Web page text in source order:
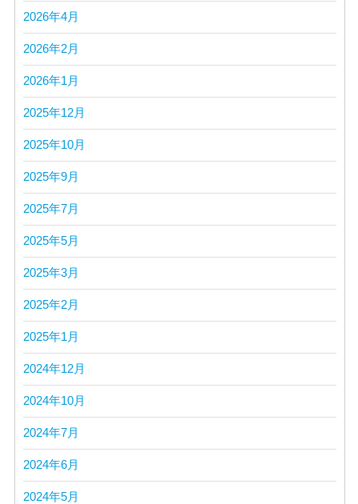
2026年4月
2026年2月
2026年1月
2025年12月
2025年10月
2025年9月
2025年7月
2025年5月
2025年3月
2025年2月
2025年1月
2024年12月
2024年10月
2024年7月
2024年6月
2024年5月